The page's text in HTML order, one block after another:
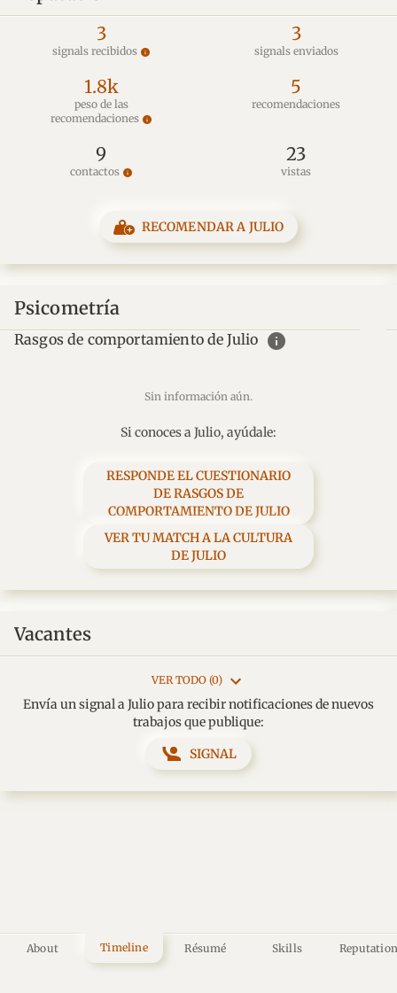
About Timeline Résumé Skills
3
signals recibidos info
3
signals enviados
1.8k
peso de las
recomendaciones info
5
recomendaciones
9
contactos info
23
vistas
RECOMENDAR A JULIO
Psicometría
Rasgos de comportamiento de Julio info
Sin información aún.
Si conoces a Julio, ayúdale:
RESPONDE EL CUESTIONARIO
DE RASGOS DE
COMPORTAMIENTO DE JULIO
VER TU MATCH A LA CULTURA
DE JULIO
Vacantes
VER TODO (0)
Envía un signal a Julio para recibir notificaciones de nuevos
trabajos que publique:
SIGNAL